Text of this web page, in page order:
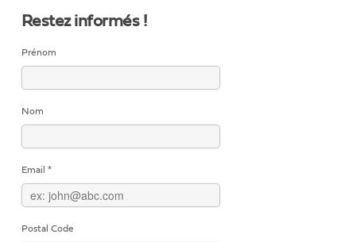
Restez informés !
Prénom
Nom
Email *
Postal Code